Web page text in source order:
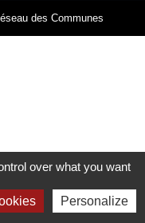
des Communes
over what you want
Personalize